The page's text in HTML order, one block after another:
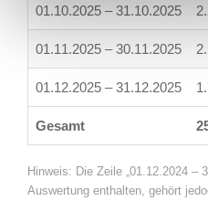
01.10.2025 – 31.10.2025
01.11.2025 – 30.11.2025
01.12.2025 – 31.12.2025
Gesamt
Hinweis: Die Zeile „01.12.2024 –
Auswertung enthalten, gehört